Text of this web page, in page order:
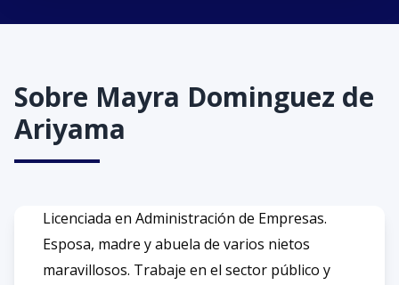
Sobre Mayra Dominguez de
Ariyama
Licenciada en Administración de Empresas.
Esposa, madre y abuela de varios nietos
maravillosos. Trabaje en el sector público y